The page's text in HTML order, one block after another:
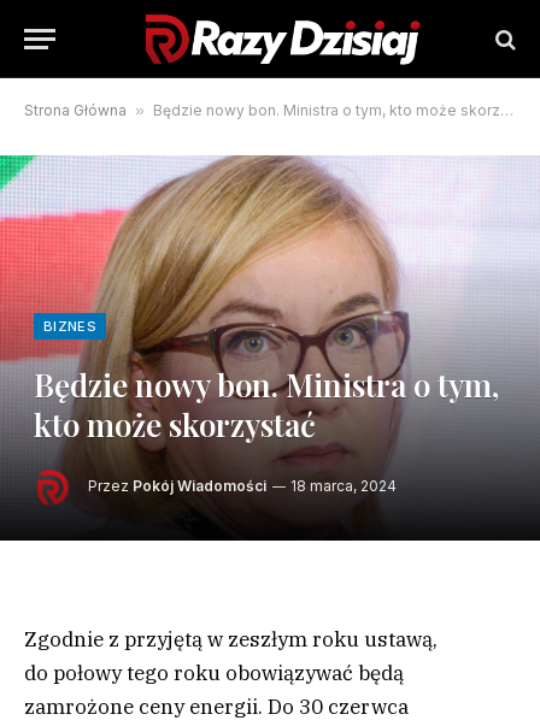
Strona Główna » Będzie nowy bon. Ministra o tym, kto może skorzystać
BIZNES
Będzie nowy bon. Ministra o tym,
kto może skorzystać
Przez Pokój Wiadomości 18 marca, 2024
Zgodnie z przyjętą w zeszłym roku ustawą,
do połowy tego roku obowiązywać będą
zamrożone ceny energii. Do 30 czerwca